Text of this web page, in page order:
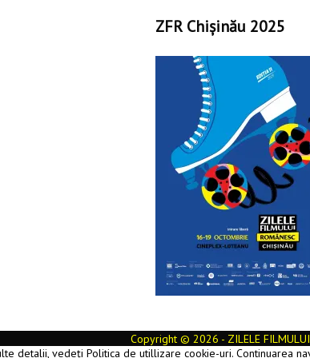
ZFR Chișinău 2025
Copyright © 2026 - ZILELE FILMULUI
detalii, vedeți Politica de utillizare cookie-uri. Continuarea